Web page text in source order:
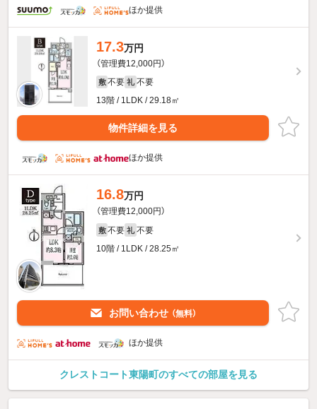
ほか提供
17.3万円
（管理費12,000円）
敷 不要 礼 不要
13階 / 1LDK / 29.18㎡
物件詳細を見る
ほか提供
16.8万円
（管理費12,000円）
敷 不要 礼 不要
10階 / 1LDK / 28.25㎡
お問い合わせ （無料）
ほか提供
クレストコート東陽町のすべての部屋を見る